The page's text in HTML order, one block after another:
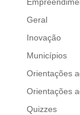
Geral
Inovação
Municípios
Orientações
Orientações
Quizzes